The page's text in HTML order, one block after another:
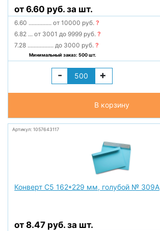
от 6.60 руб. за шт.
6.60 ............... от 10000 руб.?
6.82 ... от 3001 до 9999 руб.?
7.28 ................. до 3000 руб.?
Минимальный заказ: 500 шт.
- +
В корзину
Артикул: 1057643117
Конверт С5 162*229 мм, голубой № 309А
от 8.47 руб. за шт.